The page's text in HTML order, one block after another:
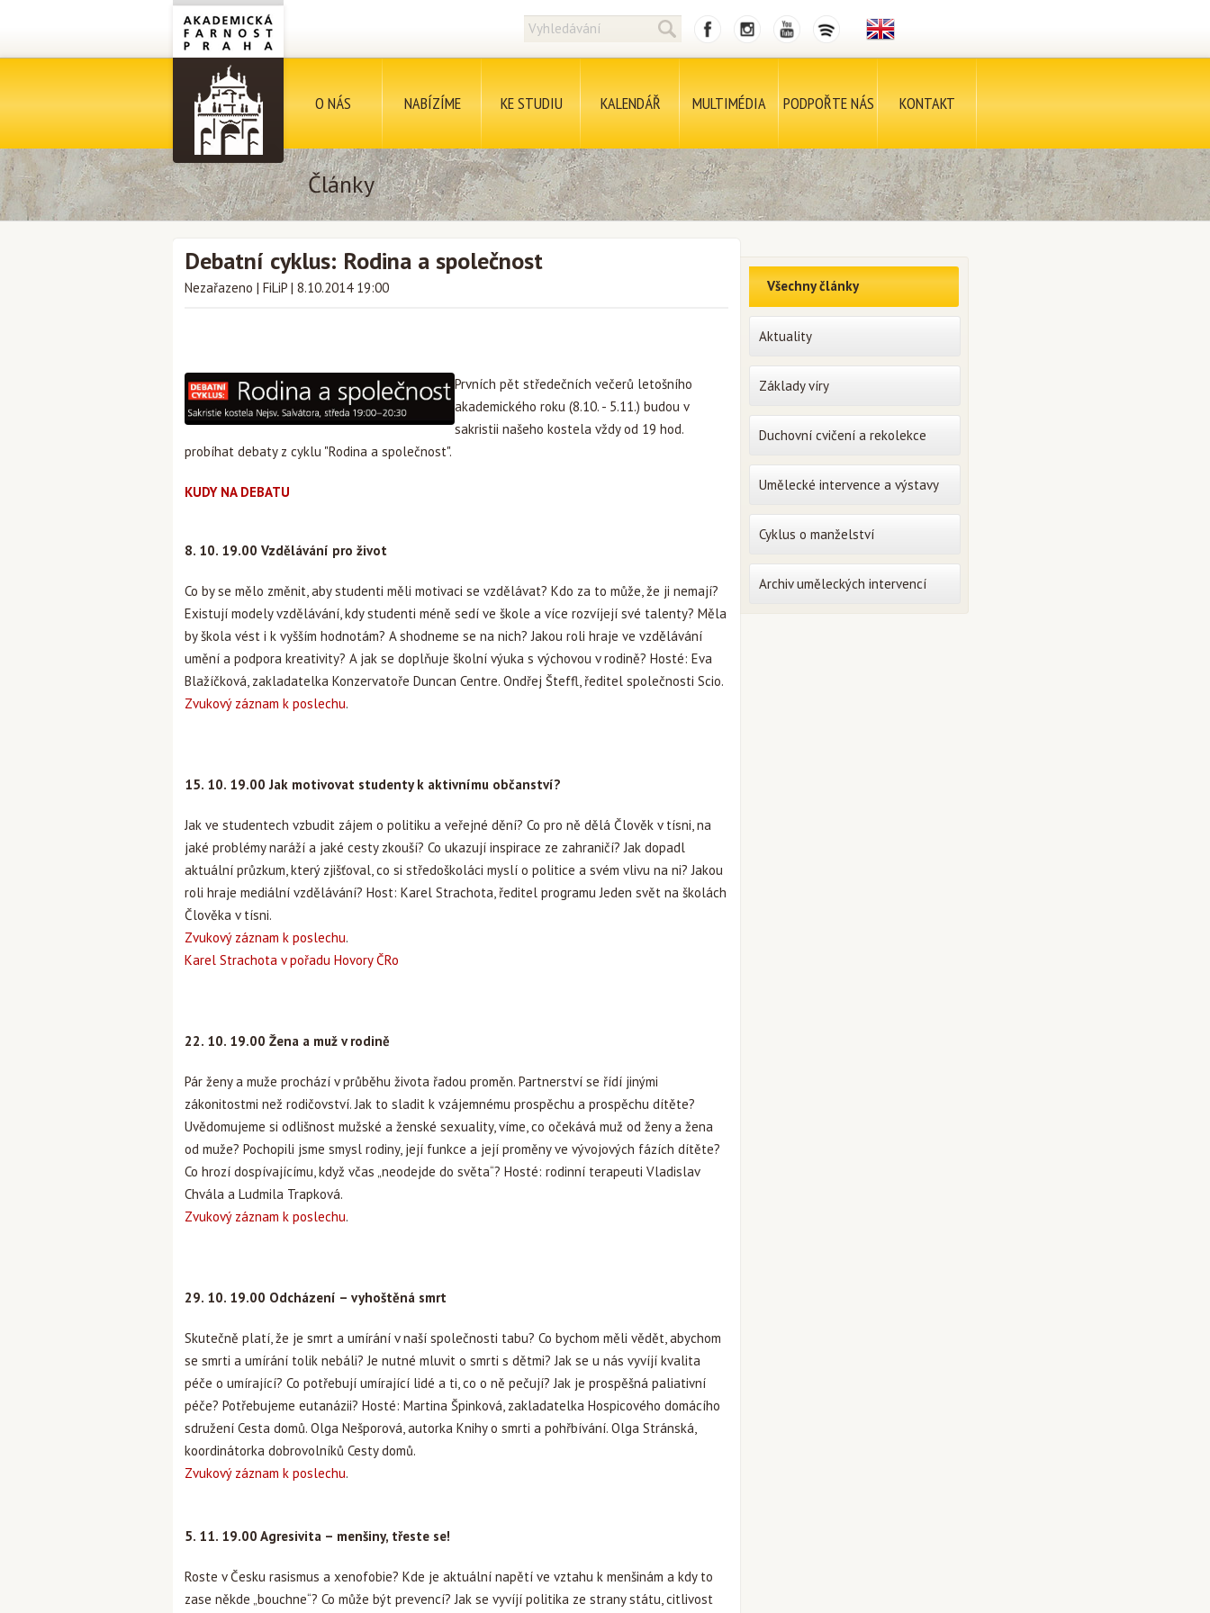
O NÁS NABÍZÍME KE STUDIU KALENDÁŘ MULTIMÉDIA PODPOŘTE NÁS KONTAKT
Články
Debatní cyklus: Rodina a společnost
Nezařazeno | FiLiP | 8.10.2014 19:00
Prvních pět středečních večerů letošního
akademického roku (8.10. - 5.11.) budou v
sakristii našeho kostela vždy od 19 hod.
probíhat debaty z cyklu "Rodina a společnost".
KUDY NA DEBATU
8. 10. 19.00 Vzdělávání pro život
Co by se mělo změnit, aby studenti měli motivaci se vzdělávat? Kdo za to může, že ji nemají?
Existují modely vzdělávání, kdy studenti méně sedí ve škole a více rozvíjejí své talenty? Měla
by škola vést i k vyšším hodnotám? A shodneme se na nich? Jakou roli hraje ve vzdělávání
umění a podpora kreativity? A jak se doplňuje školní výuka s výchovou v rodině? Hosté: Eva
Blažíčková, zakladatelka Konzervatoře Duncan Centre. Ondřej Šteffl, ředitel společnosti Scio.
Zvukový záznam k poslechu.
15. 10. 19.00 Jak motivovat studenty k aktivnímu občanství?
Jak ve studentech vzbudit zájem o politiku a veřejné dění? Co pro ně dělá Člověk v tísni, na
jaké problémy naráží a jaké cesty zkouší? Co ukazují inspirace ze zahraničí? Jak dopadl
aktuální průzkum, který zjišťoval, co si středoškoláci myslí o politice a svém vlivu na ni? Jakou
roli hraje mediální vzdělávání? Host: Karel Strachota, ředitel programu Jeden svět na školách
Člověka v tísni.
Zvukový záznam k poslechu.
Karel Strachota v pořadu Hovory ČRo
22. 10. 19.00 Žena a muž v rodině
Pár ženy a muže prochází v průběhu života řadou proměn. Partnerství se řídí jinými
zákonitostmi než rodičovství. Jak to sladit k vzájemnému prospěchu a prospěchu dítěte?
Uvědomujeme si odlišnost mužské a ženské sexuality, víme, co očekává muž od ženy a žena
od muže? Pochopili jsme smysl rodiny, její funkce a její proměny ve vývojových fázích dítěte?
Co hrozí dospívajícímu, když včas „neodejde do světa“? Hosté: rodinní terapeuti Vladislav
Chvála a Ludmila Trapková.
Zvukový záznam k poslechu.
29. 10. 19.00 Odcházení – vyhoštěná smrt
Skutečně platí, že je smrt a umírání v naší společnosti tabu? Co bychom měli vědět, abychom
se smrti a umírání tolik nebáli? Je nutné mluvit o smrti s dětmi? Jak se u nás vyvíjí kvalita
péče o umírající? Co potřebují umírající lidé a ti, co o ně pečují? Jak je prospěšná paliativní
péče? Potřebujeme eutanázii? Hosté: Martina Špinková, zakladatelka Hospicového domácího
sdružení Cesta domů. Olga Nešporová, autorka Knihy o smrti a pohřbívání. Olga Stránská,
koordinátorka dobrovolníků Cesty domů.
Zvukový záznam k poslechu.
5. 11. 19.00 Agresivita – menšiny, třeste se!
Roste v Česku rasismus a xenofobie? Kde je aktuální napětí ve vztahu k menšinám a kdy to
zase někde „bouchne“? Co může být prevencí? Jak se vyvíjí politika ze strany státu, citlivost
Všechny články
Aktuality
Základy víry
Duchovní cvičení a rekolekce
Umělecké intervence a výstavy
Cyklus o manželství
Archiv uměleckých intervencí